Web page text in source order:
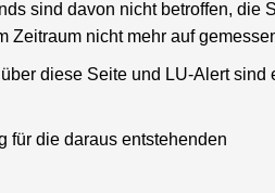
sind davon nicht betroffen, die
Zeitraum nicht mehr auf
diese Seite und LU-Alert sind
für die daraus entstehenden